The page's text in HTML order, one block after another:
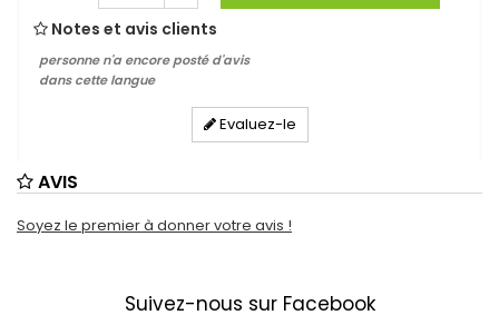
Notes et avis clients
personne n'a encore posté d'avis
dans cette langue
Evaluez-le
AVIS
Soyez le premier à donner votre avis !
Suivez-nous sur Facebook